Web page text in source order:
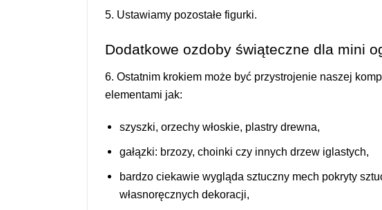
5. Ustawiamy pozostałe figurki.
Dodatkowe ozdoby świąteczne dla mini
6. Ostatnim krokiem może być przystrojenie naszej
elementami jak:
szyszki, orzechy włoskie, plastry drewna,
gałązki: brzozy, choinki czy innych drzew iglastych,
bardzo ciekawie wygląda sztuczny mech pokryty
własnoręcznych dekoracji,